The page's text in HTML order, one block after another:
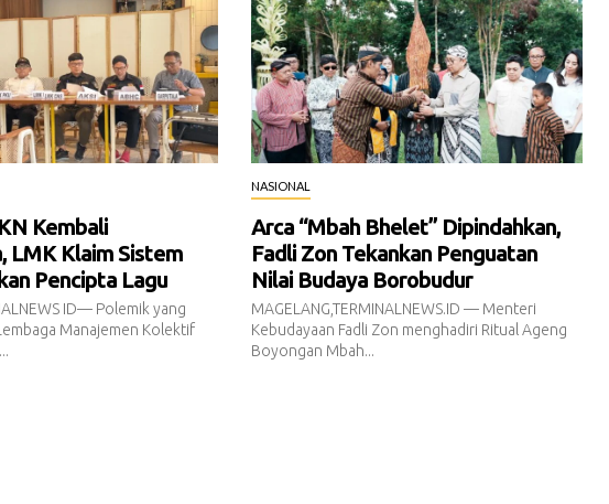
Kembali
LMK Klaim Sistem
Pencipta Lagu
ID— Polemik yang
Manajemen Kolektif
NASIONAL
Arca “Mbah Bhelet” Dipindahkan,
Fadli Zon Tekankan Penguatan
Nilai Budaya Borobudur
MAGELANG,TERMINALNEWS.ID — Menteri
Kebudayaan Fadli Zon menghadiri Ritual Ageng
Boyongan Mbah...